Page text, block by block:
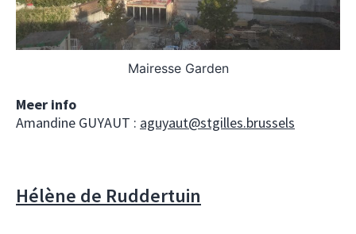
Mairesse Garden
Meer info
Amandine GUYAUT : aguyaut@stgilles.brussels
Hélène de Ruddertuin